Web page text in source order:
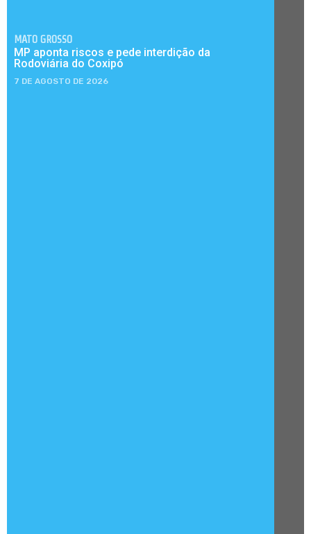
MATO GROSSO
MP aponta riscos e pede interdição da
Rodoviária do Coxipó
7 DE AGOSTO DE 2026